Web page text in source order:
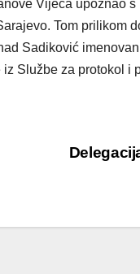
Vijeća upoznao
Tom prilikom
Sadiković
Službe za protokol i